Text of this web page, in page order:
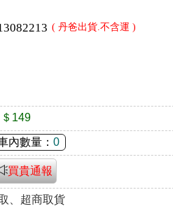
( 丹爸出貨.不含運 )
＄149
內數量：0
買貴通報
、超商取貨